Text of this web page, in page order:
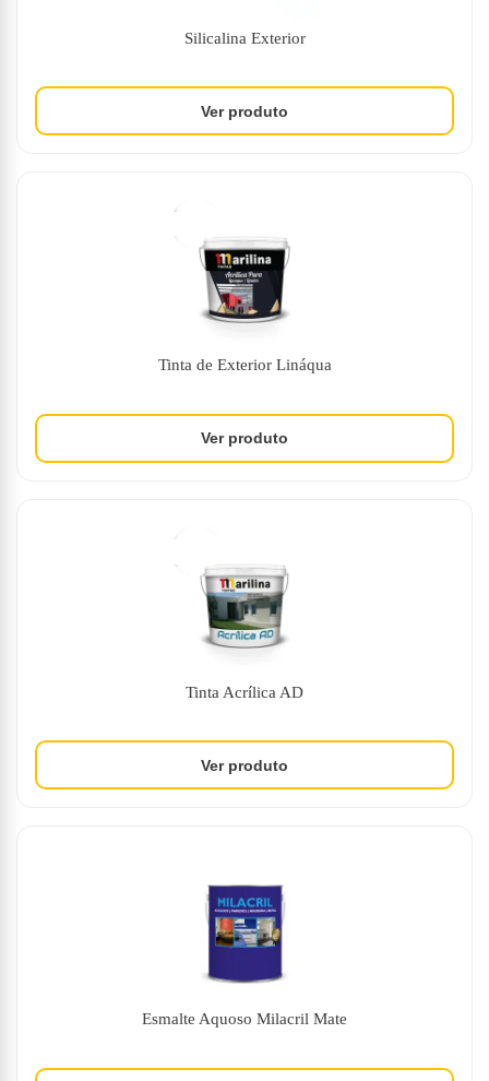
Silicalina Exterior
Tinta de Exterior Lináqua
Tinta Acrílica AD
Esmalte Aquoso Milacril Mate